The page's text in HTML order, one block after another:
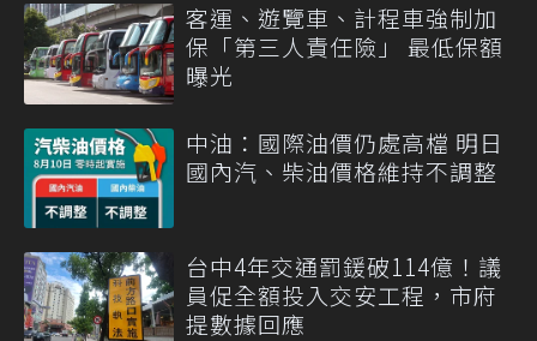
客運、遊覽車、計程車強制加
保「第三人責任險」 最低保額
曝光
中油：國際油價仍處高檔 明日
國內汽、柴油價格維持不調整
台中4年交通罰鍰破114億！議
員促全額投入交安工程，市府
提數據回應